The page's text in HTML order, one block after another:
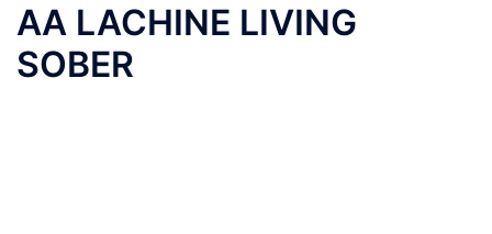
AA LACHINE LIVING
SOBER